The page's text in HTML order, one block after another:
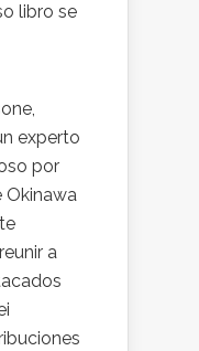
libro se
experto
por
Okinawa
a